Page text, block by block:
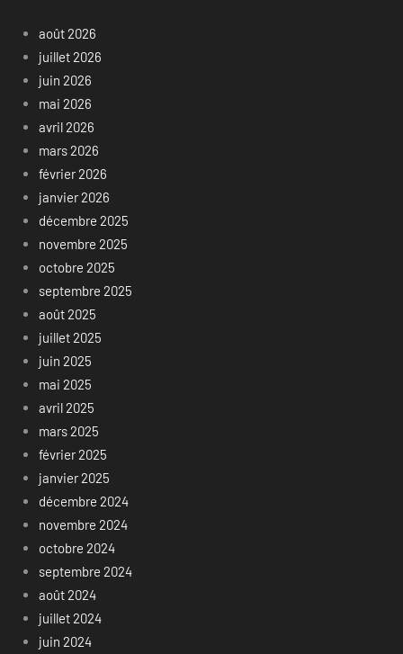
août 2026
juillet 2026
juin 2026
mai 2026
avril 2026
mars 2026
février 2026
janvier 2026
décembre 2025
novembre 2025
octobre 2025
septembre 2025
août 2025
juillet 2025
juin 2025
mai 2025
avril 2025
mars 2025
février 2025
janvier 2025
décembre 2024
novembre 2024
octobre 2024
septembre 2024
août 2024
juillet 2024
juin 2024